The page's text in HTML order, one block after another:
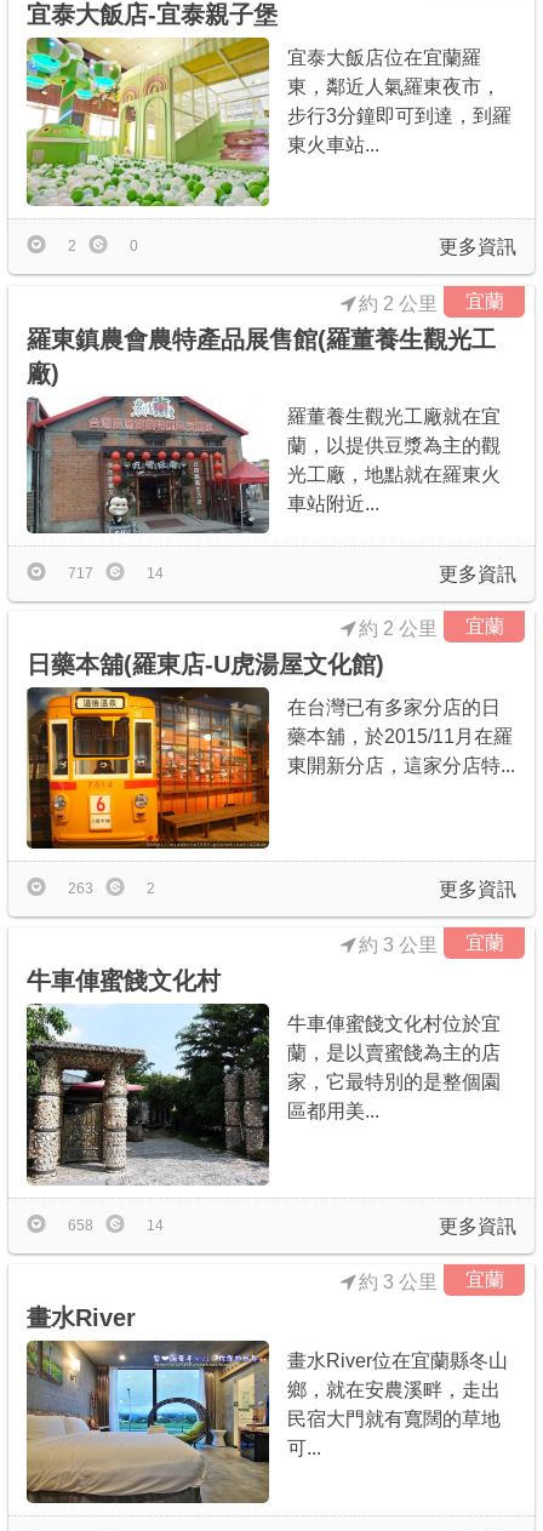
宜泰大飯店-宜泰親子堡
宜泰大飯店位在宜蘭羅
東，鄰近人氣羅東夜市，
步行3分鐘即可到達，到羅
東火車站...
更多資訊
2 0
宜蘭
羅東鎮農會農特產品展售館(羅董養生觀光工
廠)
約 2 公里
羅董養生觀光工廠就在宜
蘭，以提供豆漿為主的觀
光工廠，地點就在羅東火
車站附近...
更多資訊
717 14
宜蘭
日藥本舖(羅東店-U虎湯屋文化館)
約 2 公里
在台灣已有多家分店的日
藥本舖，於2015/11月在羅
東開新分店，這家分店特...
更多資訊
263 2
宜蘭
牛車俥蜜餞文化村
約 3 公里
牛車俥蜜餞文化村位於宜
蘭，是以賣蜜餞為主的店
家，它最特別的是整個園
區都用美...
更多資訊
658 14
宜蘭
畫水River
約 3 公里
畫水River位在宜蘭縣冬山
鄉，就在安農溪畔，走出
民宿大門就有寬闊的草地
可...